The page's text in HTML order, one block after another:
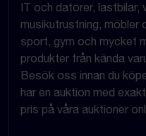
IT och datorer, lastbilar,
musikutrustning, möbler
sport, gym och mycket
produkter från kända
Besök oss innan du
har en auktion med
pris på våra auktioner